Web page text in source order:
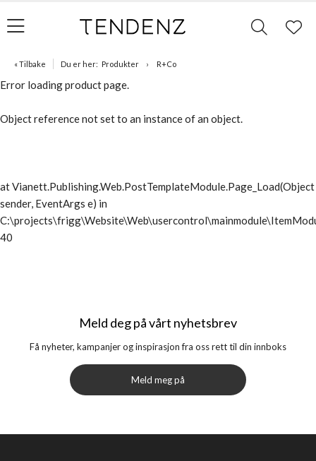
« Tilbake Du er her: Produkter R+Co
Error loading product page.
Object reference not set to an instance of an object.
at Vianett.Publishing.Web.PostTemplateModule.Page_Load(Object
sender, EventArgs e) in
40
Meld deg på vårt nyhetsbrev
Få nyheter, kampanjer og inspirasjon fra oss rett til din innboks
Meld meg på